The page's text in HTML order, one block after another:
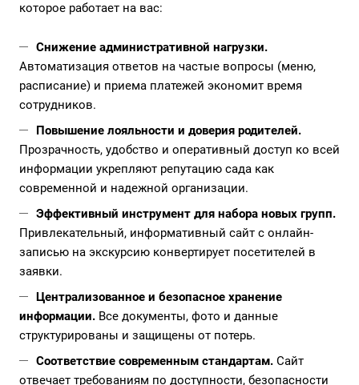
которое работает на вас:
Снижение административной нагрузки.
Автоматизация ответов на частые вопросы (меню,
расписание) и приема платежей экономит время
сотрудников.
Повышение лояльности и доверия родителей.
Прозрачность, удобство и оперативный доступ ко всей
информации укрепляют репутацию сада как
современной и надежной организации.
Эффективный инструмент для набора новых групп.
Привлекательный, информативный сайт с онлайн-
записью на экскурсию конвертирует посетителей в
заявки.
Централизованное и безопасное хранение
информации. Все документы, фото и данные
структурированы и защищены от потерь.
Соответствие современным стандартам. Сайт
отвечает требованиям по доступности, безопасности